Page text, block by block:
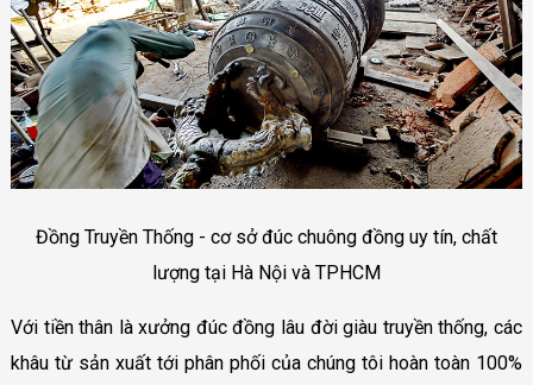
Đồng Truyền Thống - cơ sở đúc chuông đồng uy tín, chất
lượng tại Hà Nội và TPHCM
Với tiền thân là xưởng đúc đồng lâu đời giàu truyền thống, các
khâu từ sản xuất tới phân phối của chúng tôi hoàn toàn 100%